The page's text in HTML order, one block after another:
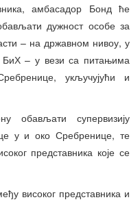
амбасадор Бонд ће
дужност особе за
– на државном нивоу, у
БиХ – у вези са питањима
укључујући и
обављати супервизију
у и око Сребренице, те
представника које се
високог представника и